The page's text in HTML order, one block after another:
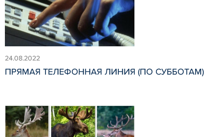
24.08.2022
ПРЯМАЯ ТЕЛЕФОННАЯ ЛИНИЯ (ПО СУББОТАМ)